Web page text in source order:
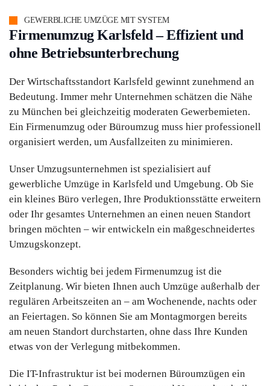
GEWERBLICHE UMZÜGE MIT SYSTEM
Firmenumzug Karlsfeld – Effizient und
ohne Betriebsunterbrechung
Der Wirtschaftsstandort Karlsfeld gewinnt zunehmend an
Bedeutung. Immer mehr Unternehmen schätzen die Nähe
zu München bei gleichzeitig moderaten Gewerbemieten.
Ein Firmenumzug oder Büroumzug muss hier professionell
organisiert werden, um Ausfallzeiten zu minimieren.
Unser Umzugsunternehmen ist spezialisiert auf
gewerbliche Umzüge in Karlsfeld und Umgebung. Ob Sie
ein kleines Büro verlegen, Ihre Produktionsstätte erweitern
oder Ihr gesamtes Unternehmen an einen neuen Standort
bringen möchten – wir entwickeln ein maßgeschneidertes
Umzugskonzept.
Besonders wichtig bei jedem Firmenumzug ist die
Zeitplanung. Wir bieten Ihnen auch Umzüge außerhalb der
regulären Arbeitszeiten an – am Wochenende, nachts oder
an Feiertagen. So können Sie am Montagmorgen bereits
am neuen Standort durchstarten, ohne dass Ihre Kunden
etwas von der Verlegung mitbekommen.
Die IT-Infrastruktur ist bei modernen Büroumzügen ein